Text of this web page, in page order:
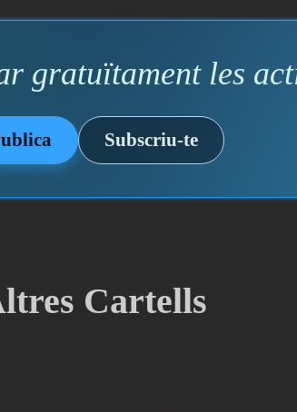
gratuïtament les
Subscriu-te
Cartells